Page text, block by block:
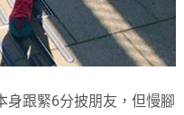
身跟緊6分披朋友，但慢腳